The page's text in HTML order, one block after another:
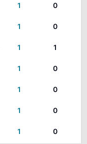
1 0
1 0
1 1
1 0
1 0
1 0
1 0